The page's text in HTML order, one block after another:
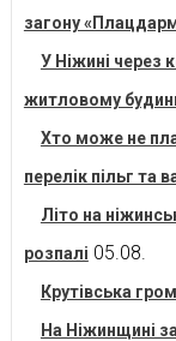
загону
У Ніжині через
житловому
Хто може не
перелік пільг та
Літо на
розпалі 05.08.
Крутівська
На Ніжинщині